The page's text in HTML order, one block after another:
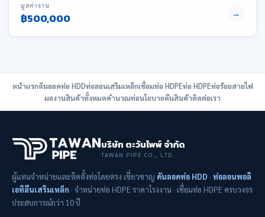
มูลค่างาน
฿500,000 →
หน้าแรกดันลอดท่อ HDDท่อลอนเสริมเหล็กเชื่อมท่อ HDPEท่อ HDPEท่อร้อยสายไฟ
ผลงานสินค้าทั้งหมดคำนวณท่อนโยบายคืนสินค้าติดต่อเรา
บริษัท ตะวันไพพ์ จำกัด
TAWAN PIPE CO., LTD.
ผู้แทนจำหน่ายและติดตั้งท่อโดยตรง เชี่ยวชาญ ดันลอดท่อ HDD · ท่อลอนพอลิ
เอทิลีนเสริมเหล็ก · จำหน่ายท่อ HDPE ราคาโรงงาน · เชื่อมท่อ HDPE ครบวงจร
ประสบการณ์กว่า 10 ปี